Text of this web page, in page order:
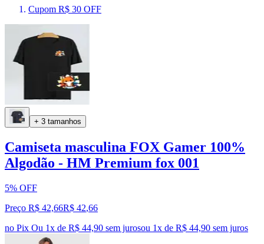
Cupom R$ 30 OFF
+ 3 tamanhos
Camiseta masculina FOX Gamer 100%
Algodão - HM Premium fox 001
5% OFF
Preço R$ 42,66R$ 42,66
no Pix Ou 1x de R$ 44,90 sem jurosou 1x de R$ 44,90 sem juros